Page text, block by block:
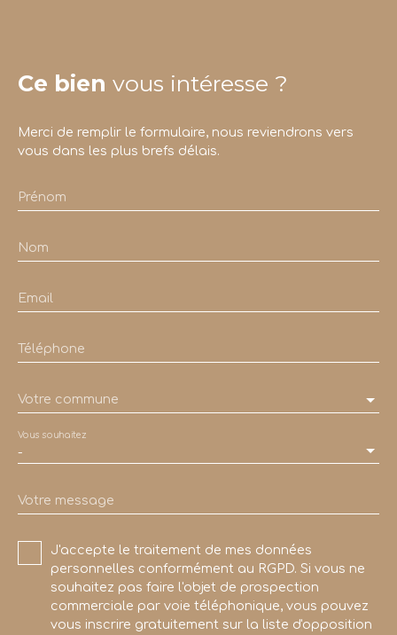
Ce bien vous intéresse ?
Merci de remplir le formulaire, nous reviendrons vers
vous dans les plus brefs délais.
Prénom
Nom
Email
Téléphone
Votre commune
-
Vous souhaitez
Votre message
J'accepte le traitement de mes données
personnelles conformément au RGPD. Si vous ne
souhaitez pas faire l'objet de prospection
commerciale par voie téléphonique, vous pouvez
vous inscrire gratuitement sur la liste d'opposition